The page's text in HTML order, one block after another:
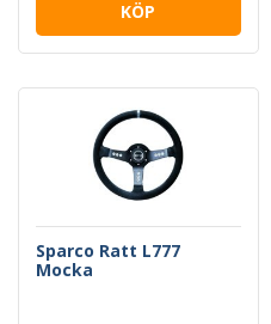
KÖP
Sparco Ratt L777
Mocka